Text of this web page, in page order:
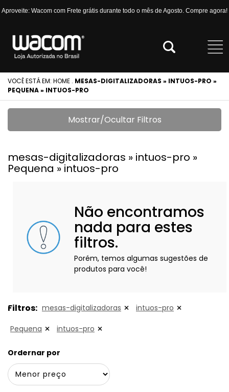
Aproveite: Wacom com Frete grátis durante todo o mês de Agosto. Compre agora!
VOCÊ ESTÁ EM: HOME . MESAS-DIGITALIZADORAS » INTUOS-PRO »
PEQUENA » INTUOS-PRO
Mostrar/Ocultar Filtros
mesas-digitalizadoras » intuos-pro »
Pequena » intuos-pro
Não encontramos
nada para estes
filtros.
Porém, temos algumas sugestões de
produtos para você!
Filtros: mesas-digitalizadoras intuos-pro
Pequena intuos-pro
Ordernar por